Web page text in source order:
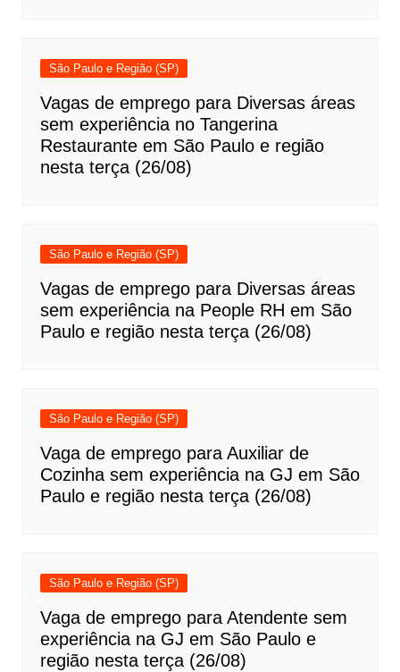
São Paulo e Região (SP)
Vagas de emprego para Diversas áreas
sem experiência no Tangerina
Restaurante em São Paulo e região
nesta terça (26/08)
São Paulo e Região (SP)
Vagas de emprego para Diversas áreas
sem experiência na People RH em São
Paulo e região nesta terça (26/08)
São Paulo e Região (SP)
Vaga de emprego para Auxiliar de
Cozinha sem experiência na GJ em São
Paulo e região nesta terça (26/08)
São Paulo e Região (SP)
Vaga de emprego para Atendente sem
experiência na GJ em São Paulo e
região nesta terça (26/08)